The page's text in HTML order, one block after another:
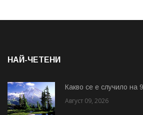
НАЙ-ЧЕТЕНИ
Какво се е случило на
Август 09, 2026